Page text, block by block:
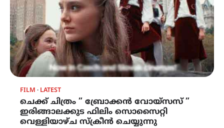
FILM LATEST
ചെക്ക് ചിത്രം ” ബ്രോക്കൻ വോയ്സസ് ”
ഇരിങ്ങാലക്കുട ഫിലിം സൊസൈറ്റി
വെള്ളിയാഴ്ച സ്‌ക്രീൻ ചെയ്യുന്നു